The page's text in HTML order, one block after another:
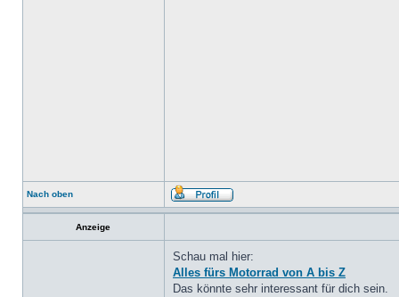
Nach oben
Anzeige
Schau mal hier:
Alles fürs Motorrad von A bis Z
Das könnte sehr interessant für dich sein.